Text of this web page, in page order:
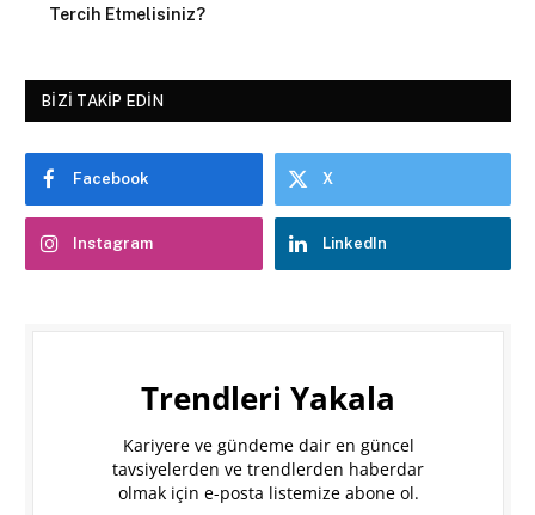
Tercih Etmelisiniz?
BIZI TAKIP EDIN
Facebook X
Instagram LinkedIn
Trendleri Yakala
Kariyere ve gündeme dair en güncel
tavsiyelerden ve trendlerden haberdar
olmak için e-posta listemize abone ol.